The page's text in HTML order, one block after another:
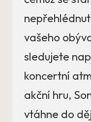
vašeho
sledujete
koncertní
akční hru,
vtáhne do